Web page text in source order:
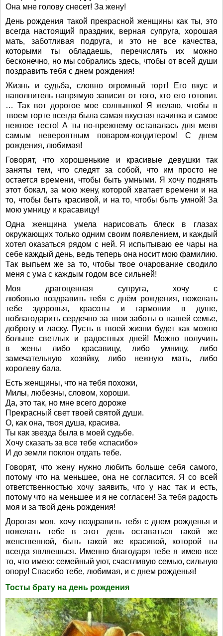
Она мне голову снесет! За жену!
День рождения такой прекрасной женщины как ты, это
всегда настоящий праздник, верная супруга, хорошая
мать, заботливая подруга, и это не все качества,
которыми ты обладаешь, перечислять их можно
бесконечно, но мы собрались здесь, чтобы от всей души
поздравить тебя с днем рождения!
Жизнь и судьба, словно огромный торт! Его вкус и
наполнитель напрямую зависит от того, кто его готовит.
… Так вот дорогое мое солнышко! Я желаю, чтобы в
твоем торте всегда была самая вкусная начинка и самое
нежное тесто! А ты по-прежнему оставалась для меня
самым невероятным поваром-кондитером! С днем
рождения, любимая!
Говорят, что хорошенькие и красивые девушки так
заняты тем, что следят за собой, что им просто не
остается времени, чтобы быть умными. Я хочу поднять
этот бокал, за мою жену, которой хватает времени и на
то, чтобы быть красивой, и на то, чтобы быть умной! За
мою умницу и красавицу!
Одна женщина умела нарисовать блеск в глазах
окружающих только одним своим появлением, и каждый
хотел оказаться рядом с ней. Я испытываю ее чары на
себе каждый день, ведь теперь она носит мою фамилию.
Так выпьем же за то, чтобы твое очарование сводило
меня с ума с каждым годом все сильней!
Моя драгоценная супруга, хочу с
любовью поздравить тебя с днём рождения, пожелать
тебе здоровья, красоты и гармонии в душе,
поблагодарить сердечно за твои заботы о нашей семье,
доброту и ласку. Пусть в твоей жизни будет как можно
больше светлых и радостных дней! Можно получить
в жены либо красавицу, либо умницу, либо
замечательную хозяйку, либо нежную мать, либо
королеву бала.
Есть женщины, что на тебя похожи,
Милы, любезны, словом, хороши.
Да, это так, но мне всего дороже
Прекрасный свет твоей святой души.
О, как она, твоя душа, красива.
Ты как звезда была в моей судьбе.
Хочу сказать за все тебе «спасибо»
И до земли поклон отдать тебе.
Говорят, что жену нужно любить больше себя самого,
потому что на меньшее, она не согласится. Я со всей
ответственностью хочу заявить, что у нас так и есть,
потому что на меньшее и я не согласен! За тебя радость
моя и за твой день рождения!
Дорогая моя, хочу поздравить тебя с днем рожденья и
пожелать тебе в этот день оставаться такой же
женственной, быть такой же красивой, которой ты
всегда являешься. Именно благодаря тебе я имею все
то, что имею: семейный уют, счастливую семью, сильную
опору! Спасибо тебе, любимая, и с днем рожденья!
Тосты брату на день рождения